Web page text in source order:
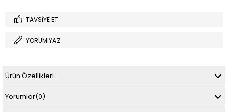
TAVSIYE ET
YORUM YAZ
Ürün Özellikleri
Yorumlar(0)